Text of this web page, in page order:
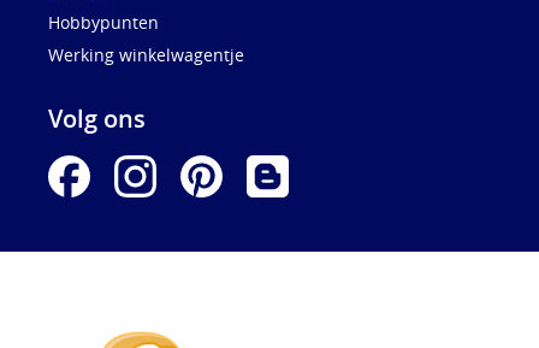
Hobbypunten
Werking winkelwagentje
Volg ons